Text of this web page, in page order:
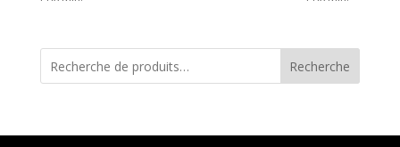
Recherche